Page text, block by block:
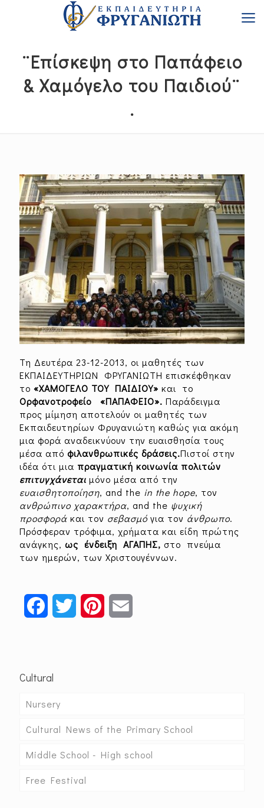
¨Επίσκεψη στο Παπάφειο
& Χαμόγελο του Παιδιού¨
.
Τη Δευτέρα 23-12-2013, οι μαθητές των
ΕΚΠΑΙΔΕΥΤΗΡΙΩΝ ΦΡΥΓΑΝΙΩΤΗ επισκέφθηκαν
το «ΧΑΜΟΓΕΛΟ ΤΟΥ ΠΑΙΔΙΟΥ» και το
Ορφανοτροφείο «ΠΑΠΑΦΕΙΟ». Παράδειγμα
προς μίμηση αποτελούν οι μαθητές των
Εκπαιδευτηρίων Φρυγανιώτη καθώς για ακόμη
μια φορά αναδεικνύουν την ευαισθησία τους
μέσα από φιλανθρωπικές δράσεις.Πιστοί στην
ιδέα ότι μια πραγματική κοινωνία πολιτών
επιτυγχάνεται μόνο μέσα από την
ευαισθητοποίηση, and the in the hope, τον
ανθρώπινο χαρακτήρα, and the ψυχική
προσφορά και τον σεβασμό για τον άνθρωπο.
Πρόσφεραν τρόφιμα, χρήματα και είδη πρώτης
ανάγκης, ως ένδειξη ΑΓΑΠΗΣ, στο πνεύμα
των ημερών, των Χριστουγέννων.
FacebookTwitter Pinterest
Cultural
Nursery
Cultural News of the Primary School
Middle School - High school
Free Festival